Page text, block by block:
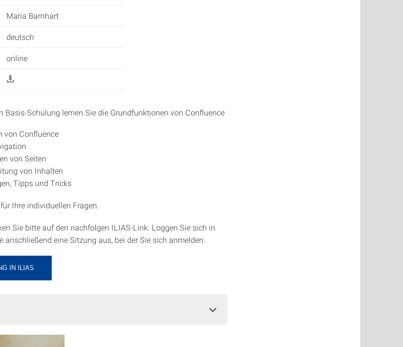
Maria Barnhart
deutsch
online
Basis-Schulung lernen Sie die Grundfunktionen von Confluence
von Confluence
von Seiten
von Inhalten
Tipps und Tricks
Ihre individuellen Fragen.
Sie bitte auf den nachfolgen ILIAS-Link. Loggen Sie sich in
anschließend eine Sitzung aus, bei der Sie sich anmelden.
IN ILIAS